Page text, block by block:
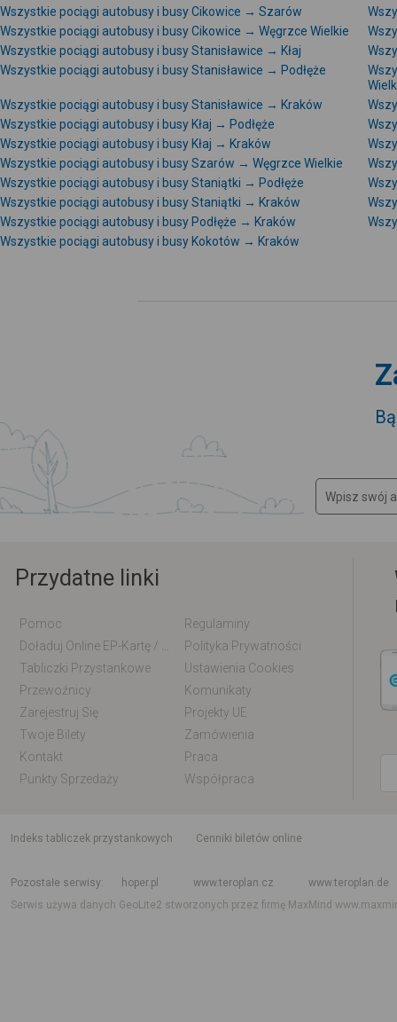
Wszystkie pociągi autobusy i busy Cikowice → Szarów
Wszystkie pociągi autobusy i busy Cikowice → Węgrzce Wielkie
Wszystkie pociągi autobusy i busy Stanisławice → Kłaj
Wszystkie pociągi autobusy i busy Stanisławice → Podłęże
Wszystkie pociągi autobusy i busy Stanisławice → Kraków
Wszystkie pociągi autobusy i busy Kłaj → Podłęże
Wszystkie pociągi autobusy i busy Kłaj → Kraków
Wszystkie pociągi autobusy i busy Szarów → Węgrzce Wielkie
Wszystkie pociągi autobusy i busy Staniątki → Podłęże
Wszystkie pociągi autobusy i busy Staniątki → Kraków
Wszystkie pociągi autobusy i busy Podłęże → Kraków
Wszystkie pociągi autobusy i busy Kokotów → Kraków
Przydatne linki
Pomoc
Regulaminy
Polityka Prywatności
Tabliczki Przystankowe
Ustawienia Cookies
Przewoźnicy
Komunikaty
Zarejestruj Się
Projekty UE
Twoje Bilety
Zamówienia
Kontakt
Praca
Punkty Sprzedaży
Współpraca
indeks tabliczek przystankowych
Cenniki biletów online
Pozostałe serwisy
hoper.pl www.teroplan.cz
www.teroplan.de
Serwis używa danych GeoLite2 stworzonych przez firmę MaxMind